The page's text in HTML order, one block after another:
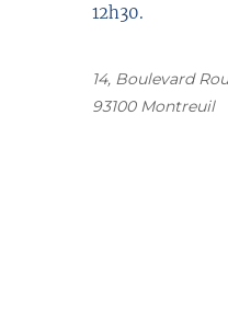
12h30.
14, Boulevard
93100Montreuil